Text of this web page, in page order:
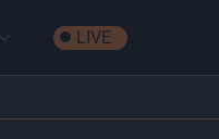
LIVE